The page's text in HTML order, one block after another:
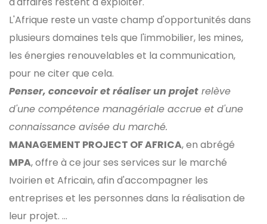
L'Afrique reste un vaste champ d'opportunités dans
plusieurs domaines tels que l'immobilier, les mines,
les énergies renouvelables et la communication,
pour ne citer que cela.
Penser, concevoir et réaliser un projet relève
d'une compétence managériale accrue et d'une
connaissance avisée du marché.
MANAGEMENT PROJECT OF AFRICA, en abrégé
MPA, offre à ce jour ses services sur le marché
Ivoirien et Africain, afin d'accompagner les
entreprises et les personnes dans la réalisation de
leur projet. ...